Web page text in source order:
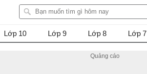
Lớp 10 Lớp 9 Lớp 8 Lớp 7